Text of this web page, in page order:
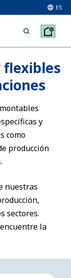
ES
flexibles
y
como
producción
nuestras
sectores.
la